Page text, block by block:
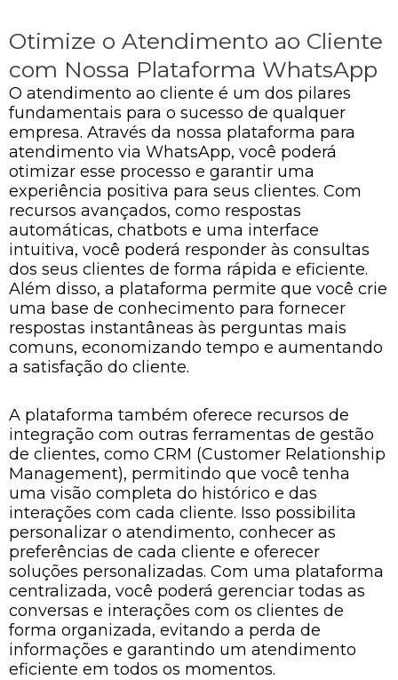
Otimize o Atendimento ao Cliente
com Nossa Plataforma WhatsApp
O atendimento ao cliente é um dos pilares
fundamentais para o sucesso de qualquer
empresa. Através da nossa plataforma para
atendimento via WhatsApp, você poderá
otimizar esse processo e garantir uma
experiência positiva para seus clientes. Com
recursos avançados, como respostas
automáticas, chatbots e uma interface
intuitiva, você poderá responder às consultas
dos seus clientes de forma rápida e eficiente.
Além disso, a plataforma permite que você crie
uma base de conhecimento para fornecer
respostas instantâneas às perguntas mais
comuns, economizando tempo e aumentando
a satisfação do cliente.
A plataforma também oferece recursos de
integração com outras ferramentas de gestão
de clientes, como CRM (Customer Relationship
Management), permitindo que você tenha
uma visão completa do histórico e das
interações com cada cliente. Isso possibilita
personalizar o atendimento, conhecer as
preferências de cada cliente e oferecer
soluções personalizadas. Com uma plataforma
centralizada, você poderá gerenciar todas as
conversas e interações com os clientes de
forma organizada, evitando a perda de
informações e garantindo um atendimento
eficiente em todos os momentos.